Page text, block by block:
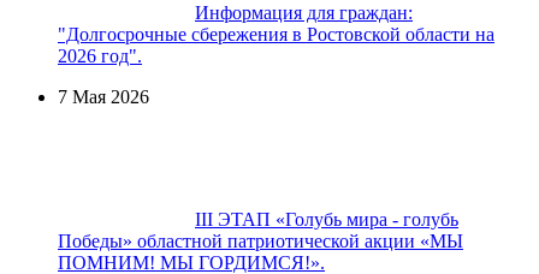
Информация для граждан:
"Долгосрочные сбережения в Ростовской области на
2026 год".
7 Мая 2026
III ЭТАП «Голубь мира - голубь
Победы» областной патриотической акции «МЫ
ПОМНИМ! МЫ ГОРДИМСЯ!».